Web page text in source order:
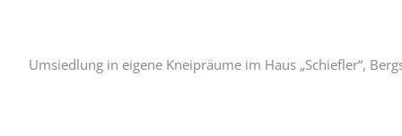
Umsiedlung in eigene Kneipräume im Haus „Schiefler“,